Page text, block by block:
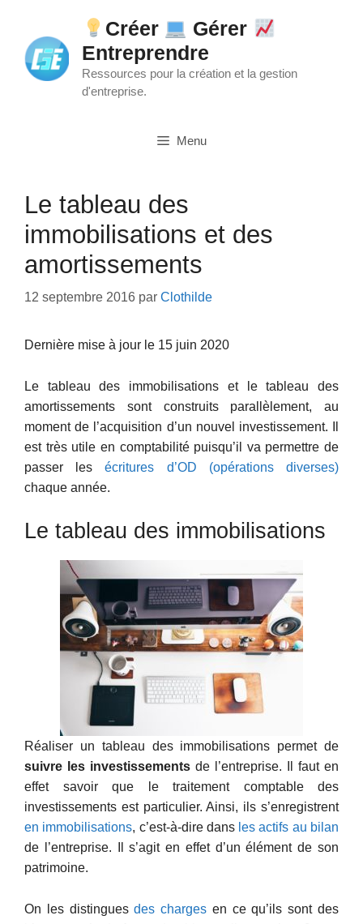
contenu
Créer
Gérer
Entreprendre
Ressources pour la création et la gestion
d'entreprise.
Menu
Le tableau des
immobilisations et des
amortissements
12 septembre 2016 par Clothilde
Dernière mise à jour le 15 juin 2020
Le tableau des immobilisations et le tableau des
amortissements sont construits parallèlement, au
moment de l’acquisition d’un nouvel investissement. Il
est très utile en comptabilité puisqu’il va permettre de
passer lesécritures d’OD (opérations diverses)
chaque année.
Le tableau des immobilisations
Réaliser un tableau des immobilisations permet de
suivre les investissements de l’entreprise. Il faut en
effet savoir que le traitement comptable des
investissements est particulier. Ainsi, ils s’enregistrent
en immobilisations, c’est-à-dire dans les actifs au bilan
de l’entreprise. Il s’agit en effet d’un élément de son
patrimoine.
On les distinguesdes charges en ce qu’ils sont des